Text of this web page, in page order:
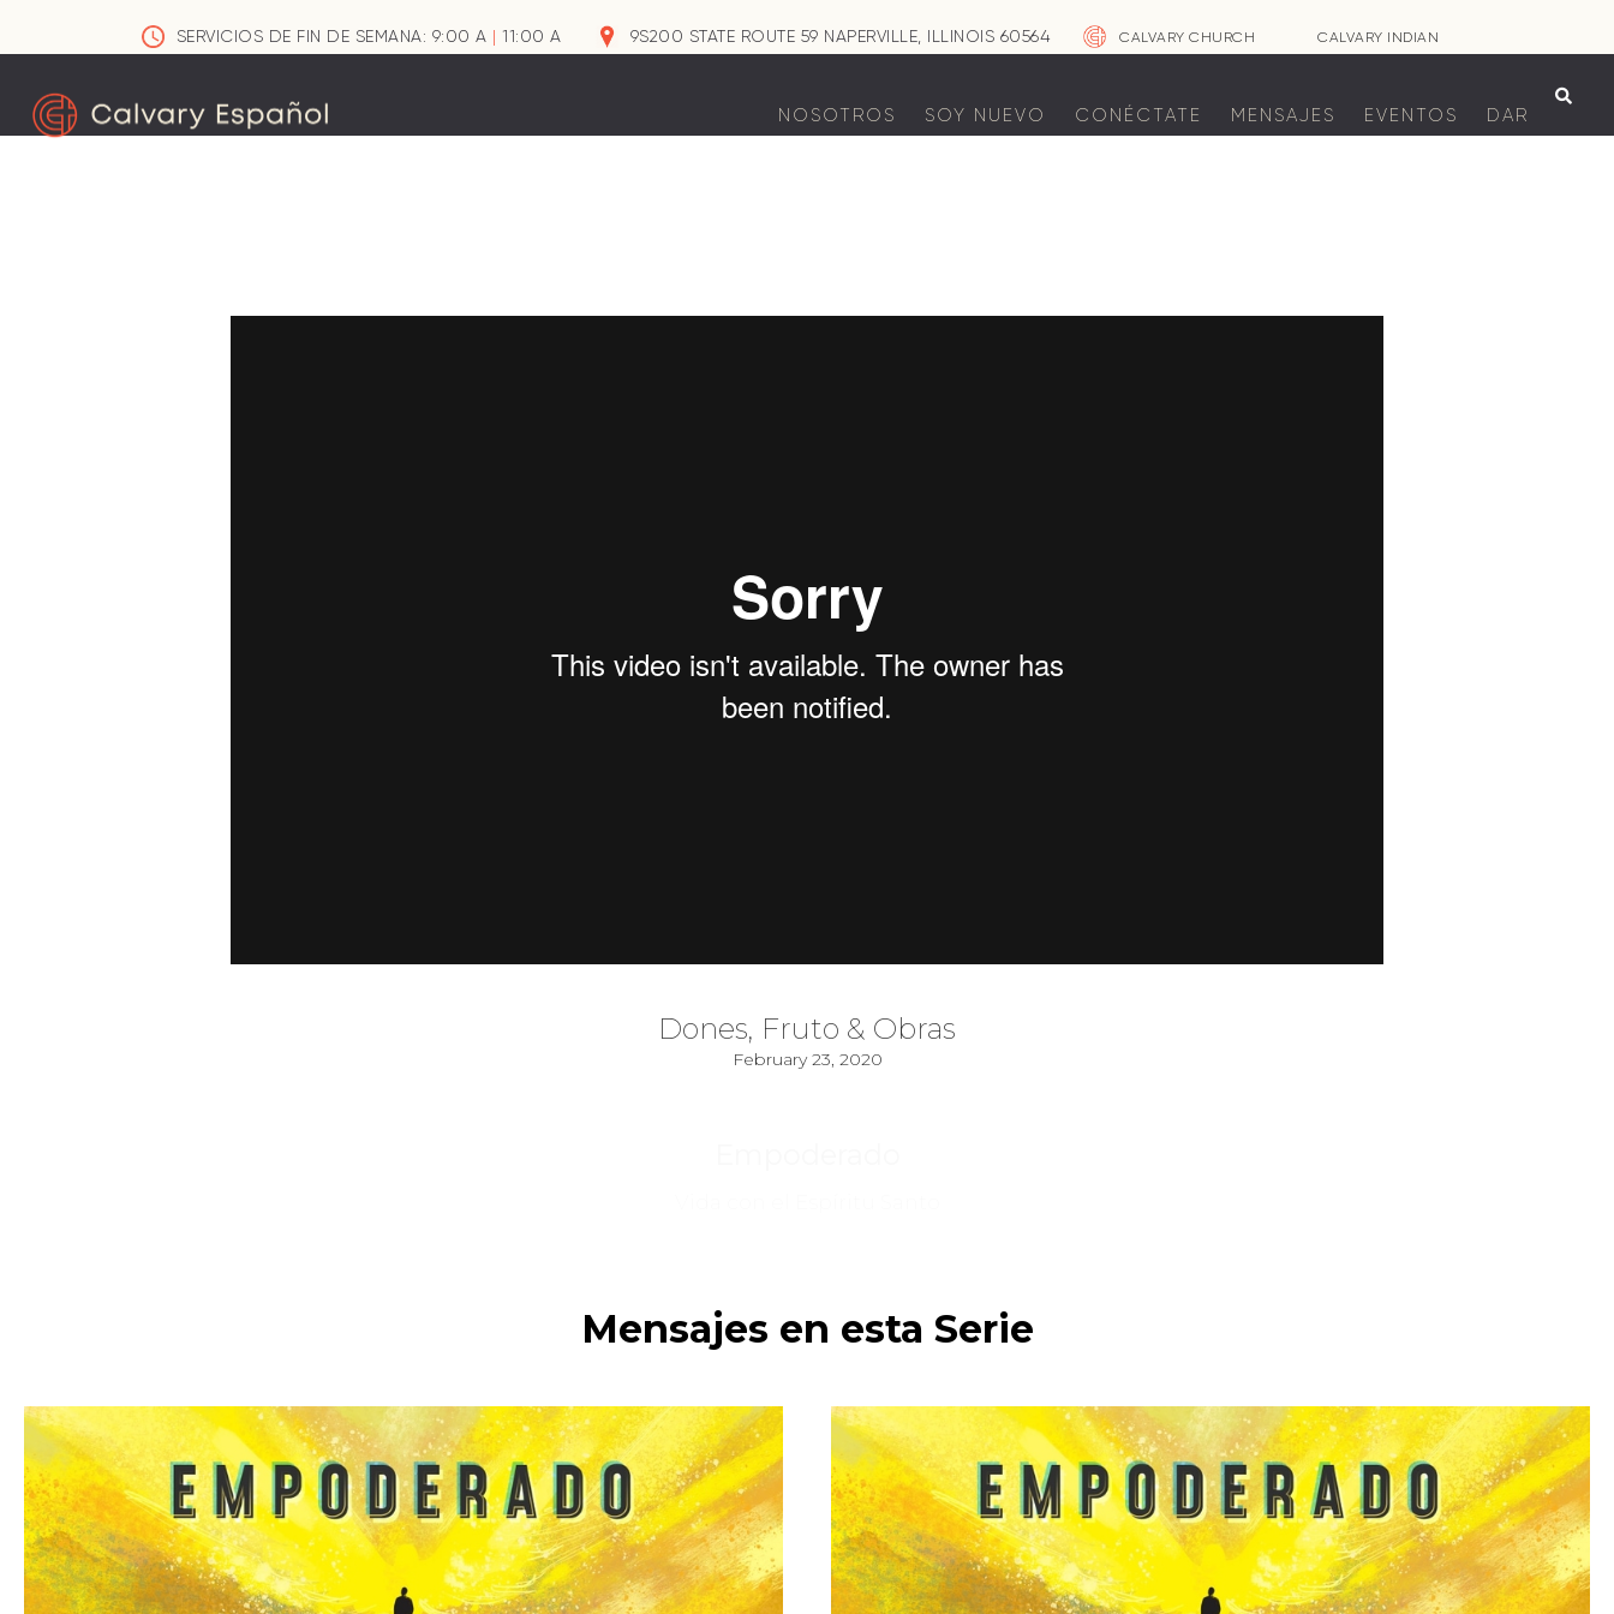
SERVICIOS DE FIN DE SEMANA: 9:00 A | 11:00 A 9S200 STATE ROUTE 59 NAPERVILLE, ILLINOIS 60564 CALVARY CHURCH CALVARY INDIAN

NOSOTROS SOY NUEVO CONÉCTATE MENSAJES EVENTOS DAR
Dones, Fruto & Obras
February 23, 2020
Mensajes en esta Serie